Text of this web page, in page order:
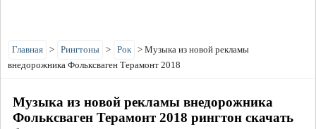
Главная > Рингтоны > Рок > Музыка из новой рекламы
внедорожника Фольксваген Терамонт 2018
Музыка из новой рекламы внедорожника
Фольксваген Терамонт 2018 рингтон скачать